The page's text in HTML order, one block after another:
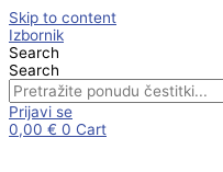
Skip to content
Izbornik
Search
Search
Prijavi se
0,00 € 0 Cart